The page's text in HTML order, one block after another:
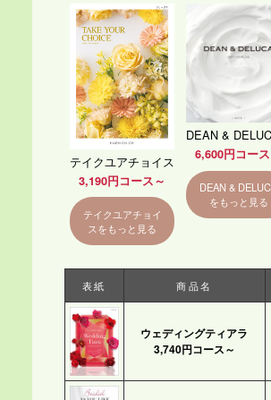
テイクユアチョイス
3,190円コース～
テイクユアチョイ
スをもっと見る
DEAN &
6,600円コー
DEAN &
をもっと見る
表紙 商品名
ウェディングティアラ
3,740円コース～